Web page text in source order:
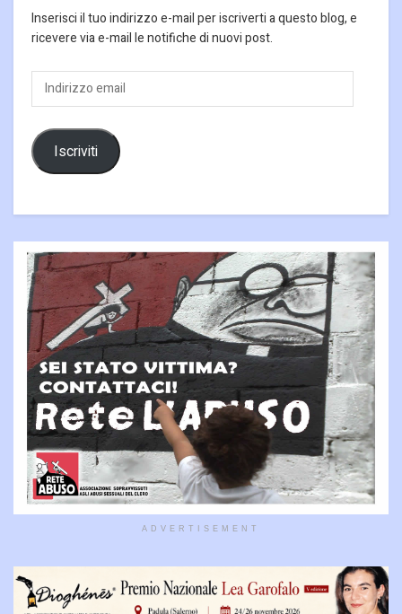
Inserisci il tuo indirizzo e-mail per iscriverti a questo blog, e
ricevere via e-mail le notifiche di nuovi post.
Indirizzo
email
Iscriviti
ADVERTISEMENT